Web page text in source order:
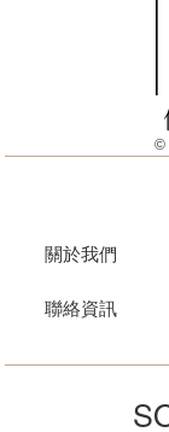
©
關於我們
聯絡資訊